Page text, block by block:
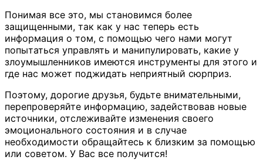
Понимая все это, мы становимся более
защищенными, так как у нас теперь есть
информация о том, с помощью чего нами могут
попытаться управлять и манипулировать, какие у
злоумышленников имеются инструменты для этого и
где нас может поджидать неприятный сюрприз.
Поэтому, дорогие друзья, будьте внимательными,
перепроверяйте информацию, задействовав новые
источники, отслеживайте изменения своего
эмоционального состояния и в случае
необходимости обращайтесь к близким за помощью
или советом. У Вас все получится!